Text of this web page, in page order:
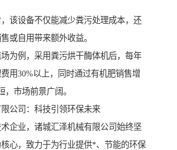
该设备不仅能减少粪污处理成本，还
或自用带来额外收益。
为例，采用粪污烘干酶体机后，每年
用30%以上，同时通过有机肥销售增
市场前景广阔。
公司：科技引领环保未来
企业，诸城汇泽机械有限公司始终坚
心，致力于为行业提供*、节能的环保